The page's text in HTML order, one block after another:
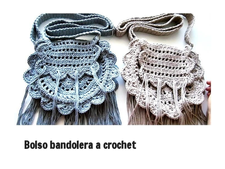
Bolso bandolera a crochet